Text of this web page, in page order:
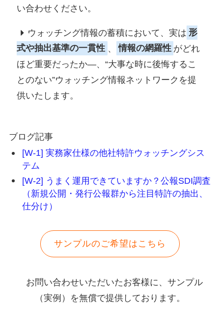
い合わせください。
ウォッチング情報の蓄積において、実は 形
式や抽出基準の一貫性 、 情報の網羅性 がどれ
ほど重要だったか―、“大事な時に後悔するこ
とのない”ウォッチング情報ネットワークを提
供いたします。
ブログ記事
[W-1] 実務家仕様の他社特許ウォッチングシス
テム
[W-2] うまく運用できていますか？公報SDI調査
（新規公開・発行公報群から注目特許の抽出、
仕分け）
サンプルのご希望はこちら
お問い合わせいただいたお客様に、サンプル
（実例）を無償で提供しております。